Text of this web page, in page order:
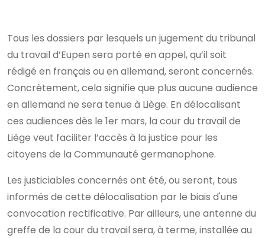
Tous les dossiers par lesquels un jugement du tribunal
du travail d’Eupen sera porté en appel, qu’il soit
rédigé en français ou en allemand, seront concernés.
Concrètement, cela signifie que plus aucune audience
en allemand ne sera tenue à Liège. En délocalisant
ces audiences dès le 1er mars, la cour du travail de
Liège veut faciliter l’accès à la justice pour les
citoyens de la Communauté germanophone.
Les justiciables concernés ont été, ou seront, tous
informés de cette délocalisation par le biais d'une
convocation rectificative. Par ailleurs, une antenne du
greffe de la cour du travail sera, à terme, installée au